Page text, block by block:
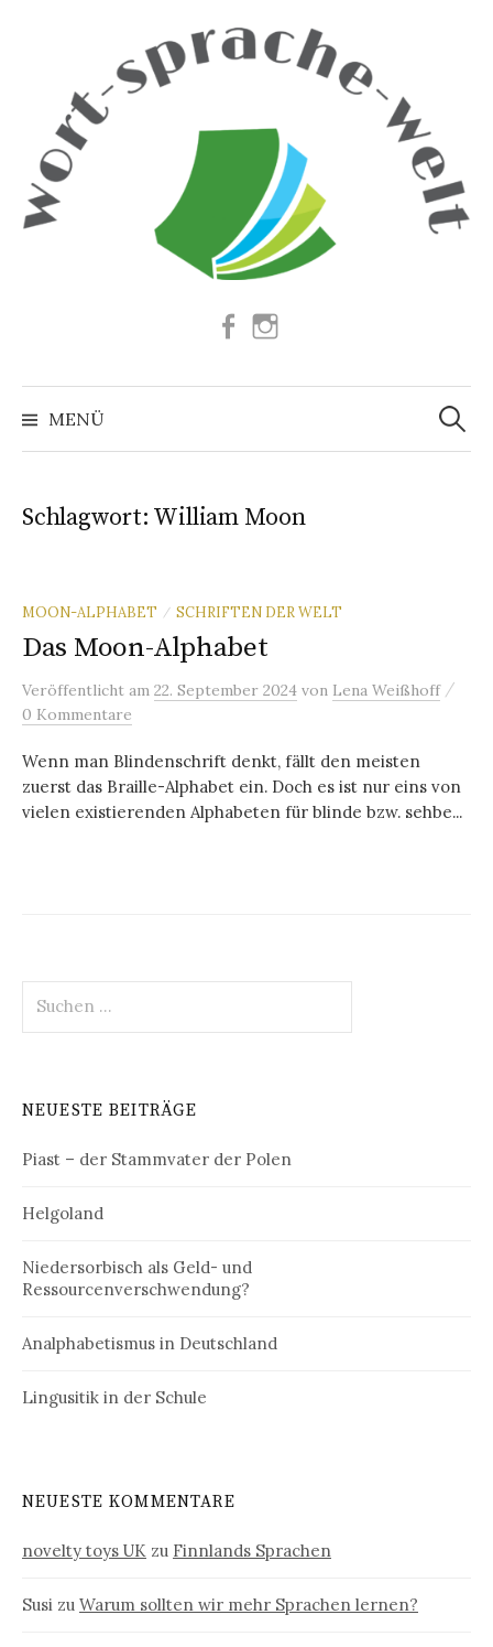
Facebook
MENÜ
Suchen
nach:
Schlagwort: William Moon
MOON-ALPHABET / SCHRIFTEN DER WELT
Das Moon-Alphabet
Veröffentlicht am 22. September 2024 von Lena Weißhoff /
0 Kommentare
Wenn man Blindenschrift denkt, fällt den meisten
zuerst das Braille-Alphabet ein. Doch es ist nur eins von
vielen existierenden Alphabeten für blinde bzw. sehbe...
nach:
NEUESTE BEITRÄGE
Piast – der Stammvater der Polen
Helgoland
Niedersorbisch als Geld- und
Ressourcenverschwendung?
Analphabetismus in Deutschland
Lingusitik in der Schule
NEUESTE KOMMENTARE
novelty toys UK zu Finnlands Sprachen
Susi zu Warum sollten wir mehr Sprachen lernen?